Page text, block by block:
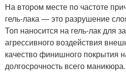
На втором месте по частоте
гель-лака — это разрушение
Топ наносится на гель-лак для
агрессивного воздействия
качество финишного покрытия
долгосрочность всего маникюра.